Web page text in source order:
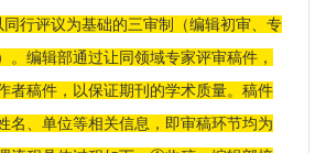
同行评议为基础的三审制（编辑初审、专
。编辑部通过让同领域专家评审稿件，
者稿件，以保证期刊的学术质量。稿件
名、单位等相关信息，即审稿环节均为